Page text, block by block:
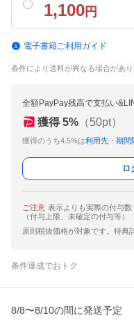
1,100 円
電子書籍ご利用ガイド
条件により送料が異なる場合があり
全額PayPay残高で支払い
獲得 5% （50pt）
獲得のうち4.5%は利用先・期間
ロ
ご注意 表示よりも実際の付与
（付与上限、未確定の付与等）
原則税抜価格が対象です。特典
条件達成でおトク
8/8〜8/10の間に発送予定